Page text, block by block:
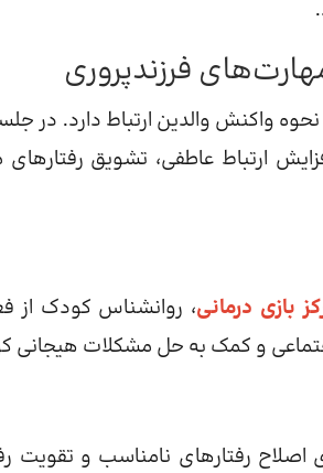
فرزندپروری
واکنش والدین ارتباط دارد. در
ارتباط عاطفی، تشویق
بازی درمانی، روانشناس کودک از
و کمک به حل مشکلات هیجانی
اصلاح رفتارهای نامناسب و